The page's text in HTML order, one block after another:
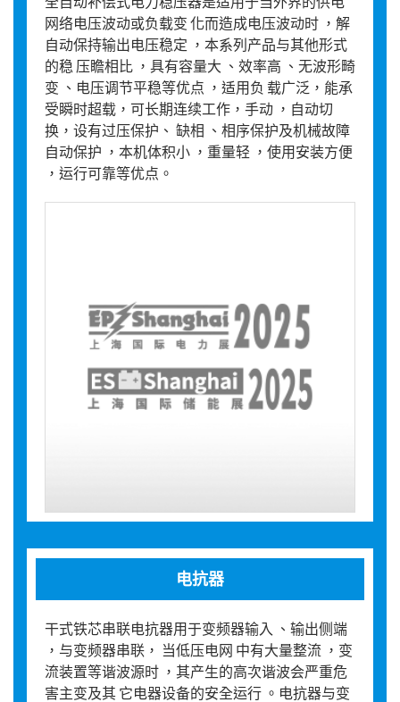
网络电压波动或负载变 化而造成电压波动时 ，解
自动保持输出电压稳定 ，本系列产品与其他形式
的稳 压瞻相比 ，具有容量大 、效率高 、无波形畸
变 、电压调节平稳等优点 ，适用负 载广泛，能承
受瞬时超载，可长期连续工作，手动 ，自动切
换，设有过压保护、 缺相 、相序保护及机械故障
自动保护 ，本机体积小 ，重量轻 ，使用安装方便
，运行可靠等优点。
电抗器
干式铁芯串联电抗器用于变频器输入 、输出侧端
，与变频器串联， 当低压电网 中有大量整流 ，变
流装置等谐波源时 ，其产生的高次谐波会严重危
害主变及其 它电器设备的安全运行 。电抗器与变